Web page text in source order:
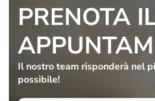
PRENOTA
Il nostro team risponderà nel
possibile!